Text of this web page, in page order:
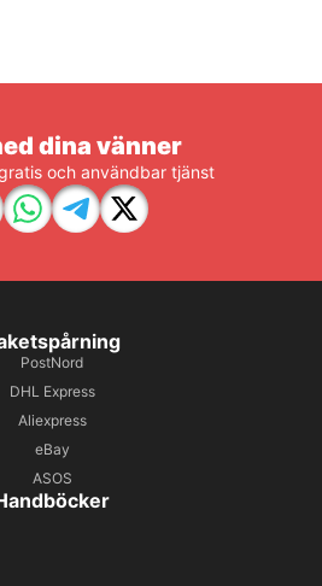
dina vänner
och användbar tjänst
PostNord
DHL Express
Aliexpress
eBay
ASOS